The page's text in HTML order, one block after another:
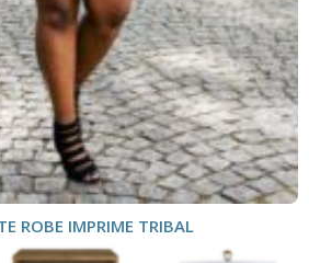
ROBE IMPRIME TRIBAL